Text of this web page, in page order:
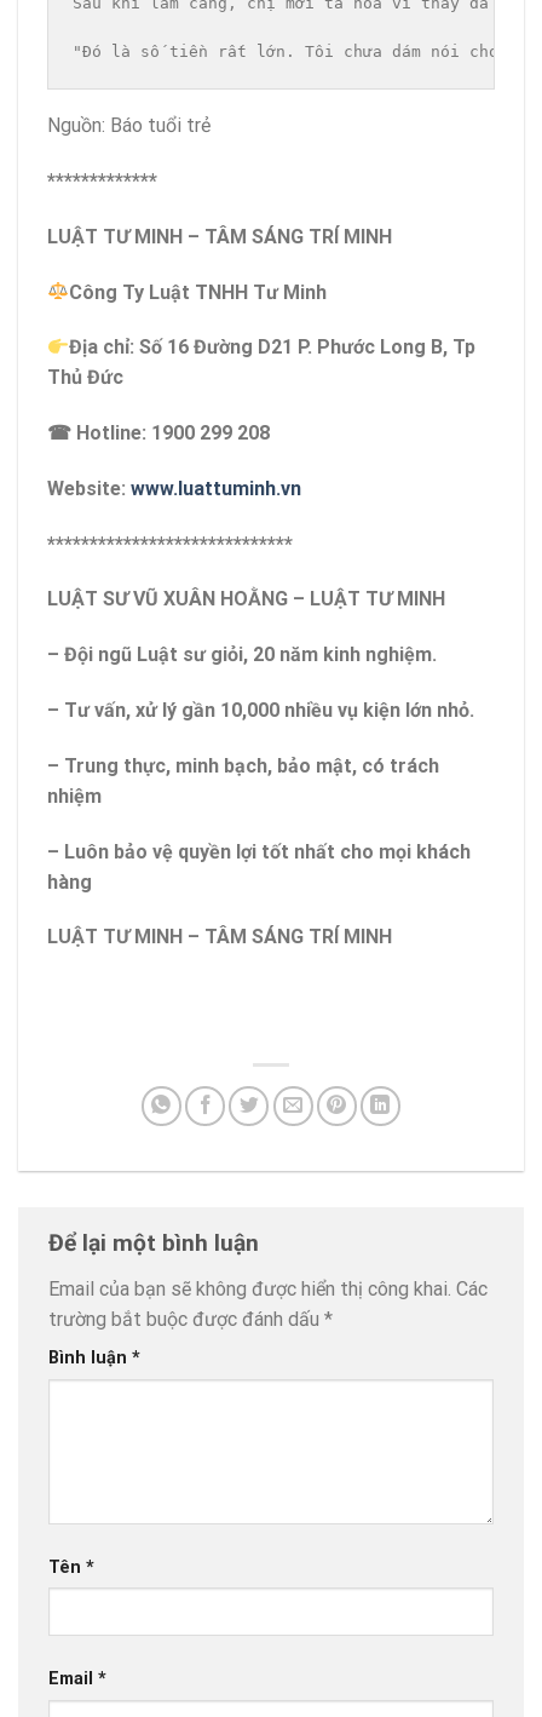
"Đó là số tiền rất lớn. Tôi chưa dám nói cho
Nguồn: Báo tuổi trẻ
*************
LUẬT TƯ MINH – TÂM SÁNG TRÍ MINH
Công Ty Luật TNHH Tư Minh
Địa chỉ: Số 16 Đường D21 P. Phước Long B, Tp
Thủ Đức
☎ Hotline: 1900 299 208
Website: www.luattuminh.vn
*****************************
LUẬT SƯ VŨ XUÂN HOẰNG – LUẬT TƯ MINH
– Đội ngũ Luật sư giỏi, 20 năm kinh nghiệm.
– Tư vấn, xử lý gần 10,000 nhiều vụ kiện lớn nhỏ.
– Trung thực, minh bạch, bảo mật, có trách
nhiệm
– Luôn bảo vệ quyền lợi tốt nhất cho mọi khách
hàng
LUẬT TƯ MINH – TÂM SÁNG TRÍ MINH
Để lại một bình luận
Email của bạn sẽ không được hiển thị công khai. Các
trường bắt buộc được đánh dấu *
Bình luận *
Tên *
Email *